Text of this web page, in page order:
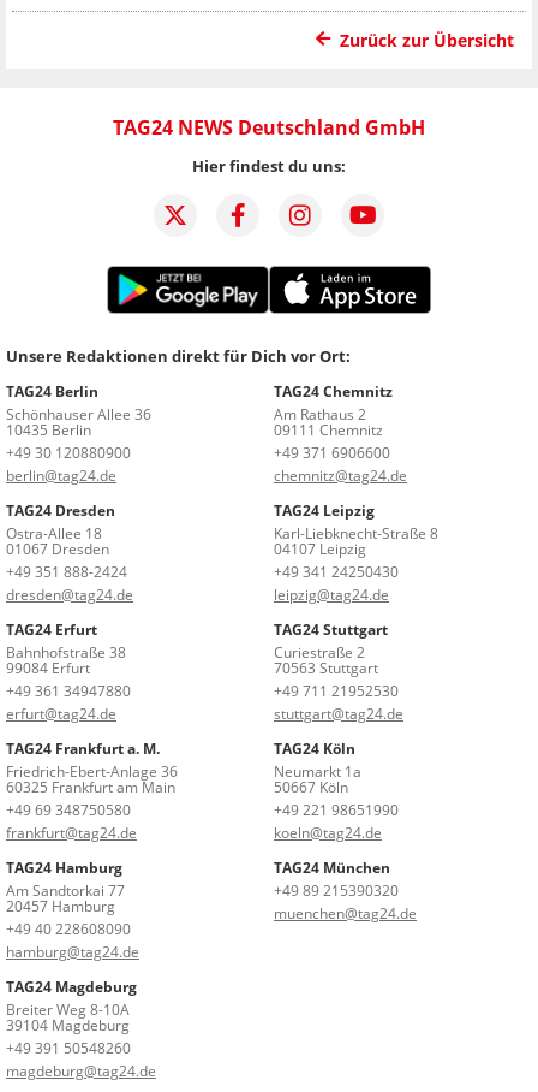
Zurück zur Übersicht
TAG24 NEWS Deutschland GmbH
Hier findest du uns:
Unsere Redaktionen direkt für Dich vor Ort:
TAG24 Berlin
Schönhauser Allee 36
10435 Berlin
+49 30 120880900
berlin@tag24.de
TAG24 Chemnitz
Am Rathaus 2
09111 Chemnitz
+49 371 6906600
chemnitz@tag24.de
TAG24 Dresden
Ostra-Allee 18
01067 Dresden
+49 351 888-2424
dresden@tag24.de
TAG24 Leipzig
Karl-Liebknecht-Straße 8
04107 Leipzig
+49 341 24250430
leipzig@tag24.de
TAG24 Erfurt
Bahnhofstraße 38
99084 Erfurt
+49 361 34947880
erfurt@tag24.de
TAG24 Stuttgart
Curiestraße 2
70563 Stuttgart
+49 711 21952530
stuttgart@tag24.de
TAG24 Frankfurt a. M.
Friedrich-Ebert-Anlage 36
60325 Frankfurt am Main
+49 69 348750580
frankfurt@tag24.de
TAG24 Köln
Neumarkt 1a
50667 Köln
+49 221 98651990
koeln@tag24.de
TAG24 Hamburg
Am Sandtorkai 77
20457 Hamburg
+49 40 228608090
hamburg@tag24.de
TAG24 München
+49 89 215390320
muenchen@tag24.de
TAG24 Magdeburg
Breiter Weg 8-10A
39104 Magdeburg
+49 391 50548260
magdeburg@tag24.de